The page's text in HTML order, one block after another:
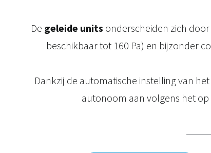
De geleide units onderscheiden zich
beschikbaar tot 160 Pa) en bijzonder
Dankzij de automatische instelling van
autonoom aan volgens het